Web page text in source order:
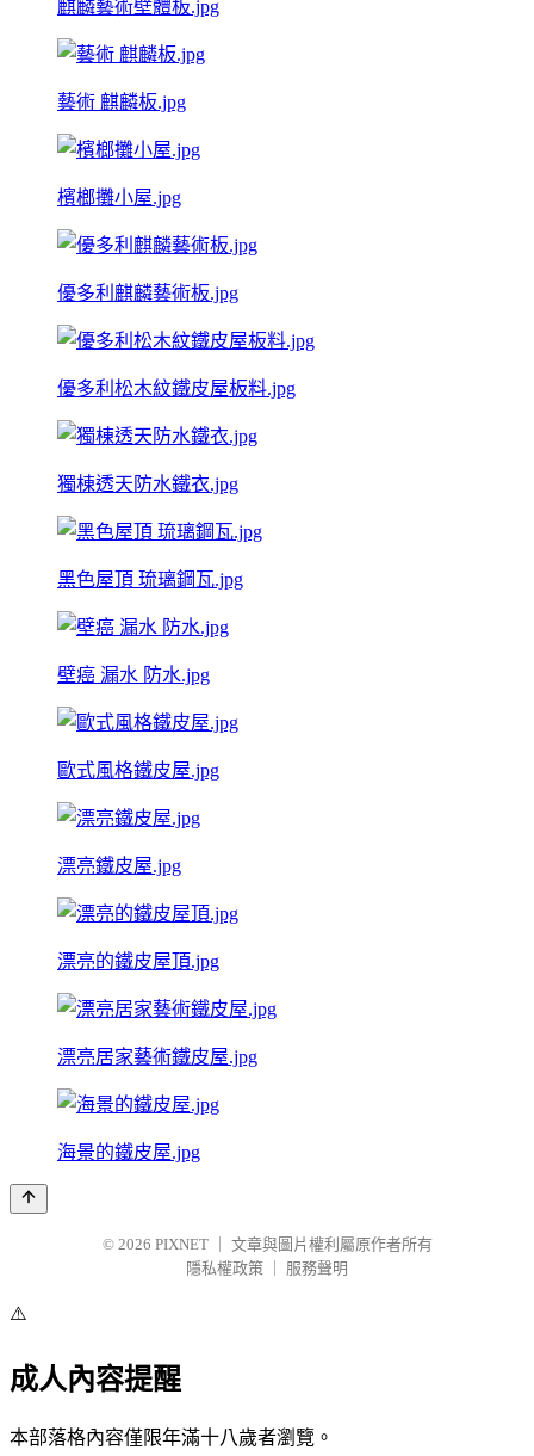
麒麟藝術壁體板.jpg
藝術 麒麟板.jpg
檳榔攤小屋.jpg
優多利麒麟藝術板.jpg
優多利松木紋鐵皮屋板料.jpg
獨棟透天防水鐵衣.jpg
黑色屋頂 琉璃鋼瓦.jpg
壁癌 漏水 防水.jpg
歐式風格鐵皮屋.jpg
漂亮鐵皮屋.jpg
漂亮的鐵皮屋頂.jpg
漂亮居家藝術鐵皮屋.jpg
海景的鐵皮屋.jpg
© 2026 PIXNET
文章與圖片權利屬原作者所有
隱私權政策
服務聲明
⚠️
成人內容提醒
本部落格內容僅限年滿十八歲者瀏覽。